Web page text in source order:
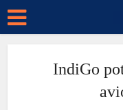
IndiGo